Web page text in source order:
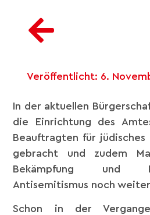
Veröffentlicht: 6.
In der aktuellen
die Einrichtung des
Beauftragten für jüdisches
gebracht und zudem
Bekämpfung und
Antisemitismus noch
Schon in der